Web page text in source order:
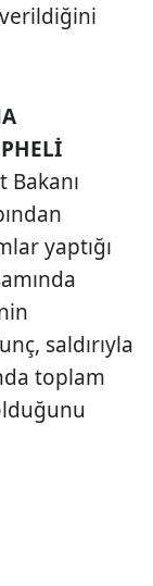
Bakanı
yaptığı
saldırıyla
toplam